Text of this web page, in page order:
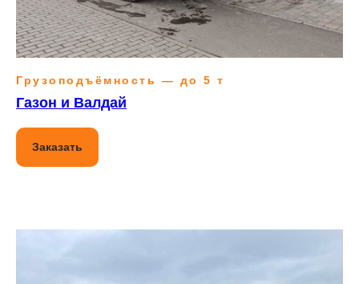
Грузоподъёмность — до 5 т
Газон и Валдай
Заказать